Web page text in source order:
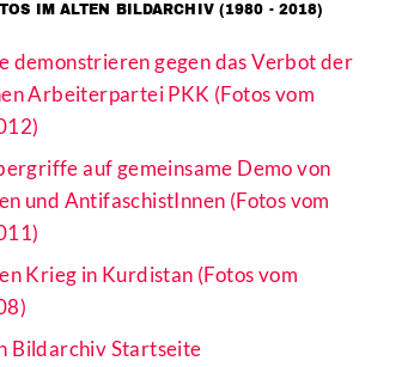
IM ALTEN BILDARCHIV (1980 - 2018)
demonstrieren gegen das Verbot der
Arbeiterpartei PKK (Fotos vom
auf gemeinsame Demo von
und AntifaschistInnen (Fotos vom
Krieg in Kurdistan (Fotos vom
Bildarchiv Startseite